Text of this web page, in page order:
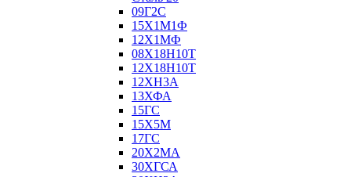
09Г2С
15Х1М1Ф
12Х1МФ
08Х18Н10Т
12Х18Н10Т
12ХН3А
13ХФА
15ГС
15Х5М
17ГС
20Х2МА
30ХГСА